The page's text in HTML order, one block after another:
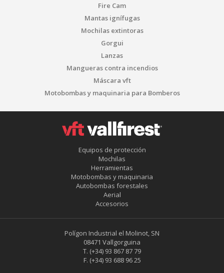
Fire Cam
Mantas ignífugas
Mochilas extintoras
Gorgui
Lanzas
Mangueras contra incendios
Máscara vft
Motobombas y maquinaria para Bomberos
Equipos de protección
Mochilas
Herramientas
Motobombas y maquinaria
Autobombas forestales
Aerial
Accesorios
Polígon Industrial el Molinot, SN
08471 Vallgorguina
T. (+34) 93 867 87 79
F. (+34) 93 688 96 25